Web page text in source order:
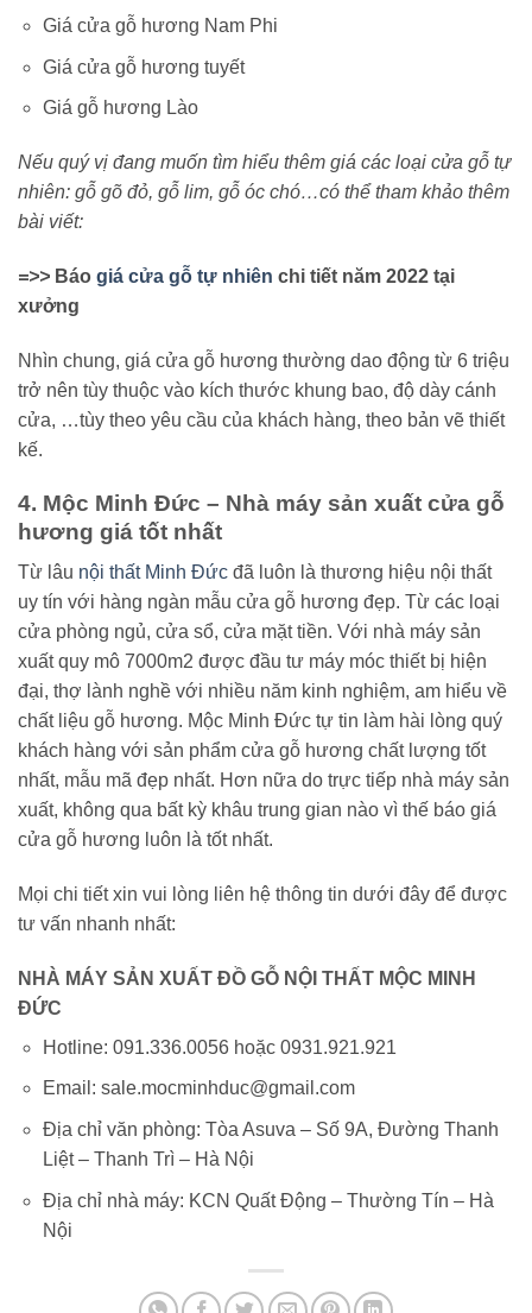
Giá cửa gỗ hương Nam Phi
Giá cửa gỗ hương tuyết
Giá gỗ hương Lào
Nếu quý vị đang muốn tìm hiểu thêm giá các loại cửa gỗ tự
nhiên: gỗ gõ đỏ, gỗ lim, gỗ óc chó…có thể tham khảo thêm
bài viết:
=>> Báo giá cửa gỗ tự nhiên chi tiết năm 2022 tại
xưởng
Nhìn chung, giá cửa gỗ hương thường dao động từ 6 triệu
trở nên tùy thuộc vào kích thước khung bao, độ dày cánh
cửa, …tùy theo yêu cầu của khách hàng, theo bản vẽ thiết
kế.
4. Mộc Minh Đức – Nhà máy sản xuất cửa gỗ
hương giá tốt nhất
Từ lâu nội thất Minh Đức đã luôn là thương hiệu nội thất
uy tín với hàng ngàn mẫu cửa gỗ hương đẹp. Từ các loại
cửa phòng ngủ, cửa sổ, cửa mặt tiền. Với nhà máy sản
xuất quy mô 7000m2 được đầu tư máy móc thiết bị hiện
đại, thợ lành nghề với nhiều năm kinh nghiệm, am hiểu về
chất liệu gỗ hương. Mộc Minh Đức tự tin làm hài lòng quý
khách hàng với sản phẩm cửa gỗ hương chất lượng tốt
nhất, mẫu mã đẹp nhất. Hơn nữa do trực tiếp nhà máy sản
xuất, không qua bất kỳ khâu trung gian nào vì thế báo giá
cửa gỗ hương luôn là tốt nhất.
Mọi chi tiết xin vui lòng liên hệ thông tin dưới đây để được
tư vấn nhanh nhất:
NHÀ MÁY SẢN XUẤT ĐỒ GỖ NỘI THẤT MỘC MINH
ĐỨC
Hotline: 091.336.0056 hoặc 0931.921.921
Email: sale.mocminhduc@gmail.com
Địa chỉ văn phòng: Tòa Asuva – Số 9A, Đường Thanh
Liệt – Thanh Trì – Hà Nội
Địa chỉ nhà máy: KCN Quất Động – Thường Tín – Hà
Nội